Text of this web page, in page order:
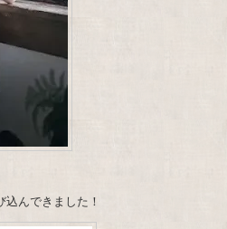
んできました！